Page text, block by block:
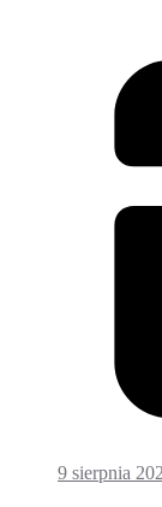
9 sierpnia